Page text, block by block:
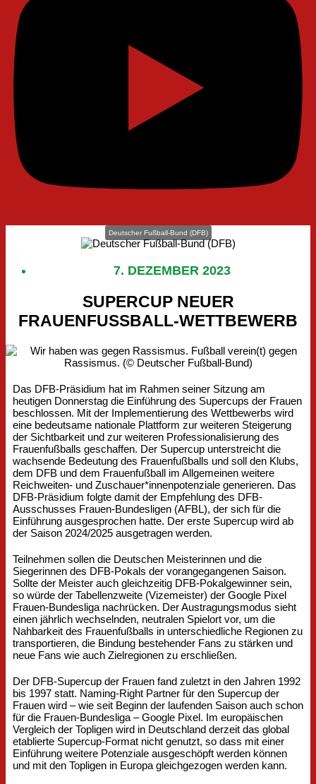
Deutscher Fußball-Bund (DFB)
7. DEZEMBER 2023
SUPERCUP NEUER
FRAUENFUSSBALL-WETTBEWERB
Das DFB-Präsidium hat im Rahmen seiner Sitzung am
heutigen Donnerstag die Einführung des Supercups der Frauen
beschlossen. Mit der Implementierung des Wettbewerbs wird
eine bedeutsame nationale Plattform zur weiteren Steigerung
der Sichtbarkeit und zur weiteren Professionalisierung des
Frauenfußballs geschaffen. Der Supercup unterstreicht die
wachsende Bedeutung des Frauenfußballs und soll den Klubs,
dem DFB und dem Frauenfußball im Allgemeinen weitere
Reichweiten- und Zuschauer*innenpotenziale generieren. Das
DFB-Präsidium folgte damit der Empfehlung des DFB-
Ausschusses Frauen-Bundesligen (AFBL), der sich für die
Einführung ausgesprochen hatte. Der erste Supercup wird ab
der Saison 2024/2025 ausgetragen werden.
Teilnehmen sollen die Deutschen Meisterinnen und die
Siegerinnen des DFB-Pokals der vorangegangenen Saison.
Sollte der Meister auch gleichzeitig DFB-Pokalgewinner sein,
so würde der Tabellenzweite (Vizemeister) der Google Pixel
Frauen-Bundesliga nachrücken. Der Austragungsmodus sieht
einen jährlich wechselnden, neutralen Spielort vor, um die
Nahbarkeit des Frauenfußballs in unterschiedliche Regionen zu
transportieren, die Bindung bestehender Fans zu stärken und
neue Fans wie auch Zielregionen zu erschließen.
Der DFB-Supercup der Frauen fand zuletzt in den Jahren 1992
bis 1997 statt. Naming-Right Partner für den Supercup der
Frauen wird – wie seit Beginn der laufenden Saison auch schon
für die Frauen-Bundesliga – Google Pixel. Im europäischen
Vergleich der Topligen wird in Deutschland derzeit das global
etablierte Supercup-Format nicht genutzt, so dass mit einer
Einführung weitere Potenziale ausgeschöpft werden können
und mit den Topligen in Europa gleichgezogen werden kann.